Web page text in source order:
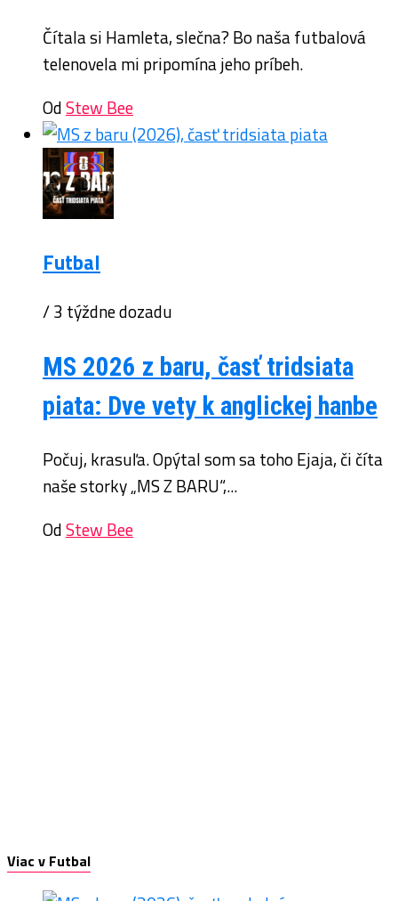
Čítala si Hamleta, slečna? Bo naša futbalová
telenovela mi pripomína jeho príbeh.
OdStew Bee
Futbal
/ 3 týždne dozadu
MS 2026 z baru, časť tridsiata
piata: Dve vety k anglickej hanbe
Počuj, krasuľa. Opýtal som sa toho Ejaja, či číta
naše storky „MS Z BARU“,...
OdStew Bee
Viac v Futbal